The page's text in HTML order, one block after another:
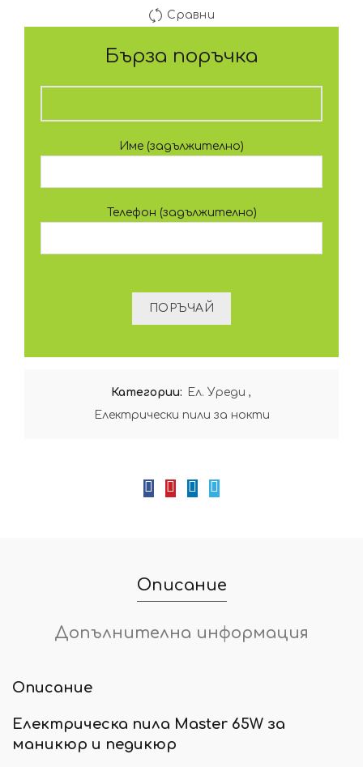
Сравни
Бърза поръчка
Име (задължително)
Телефон (задължително)
Категории: Ел. Уреди ,
Електрически пили за нокти
Описание
Допълнителна информация
Описание
Електрическа пила Master 65W за
маникюр и педикюр